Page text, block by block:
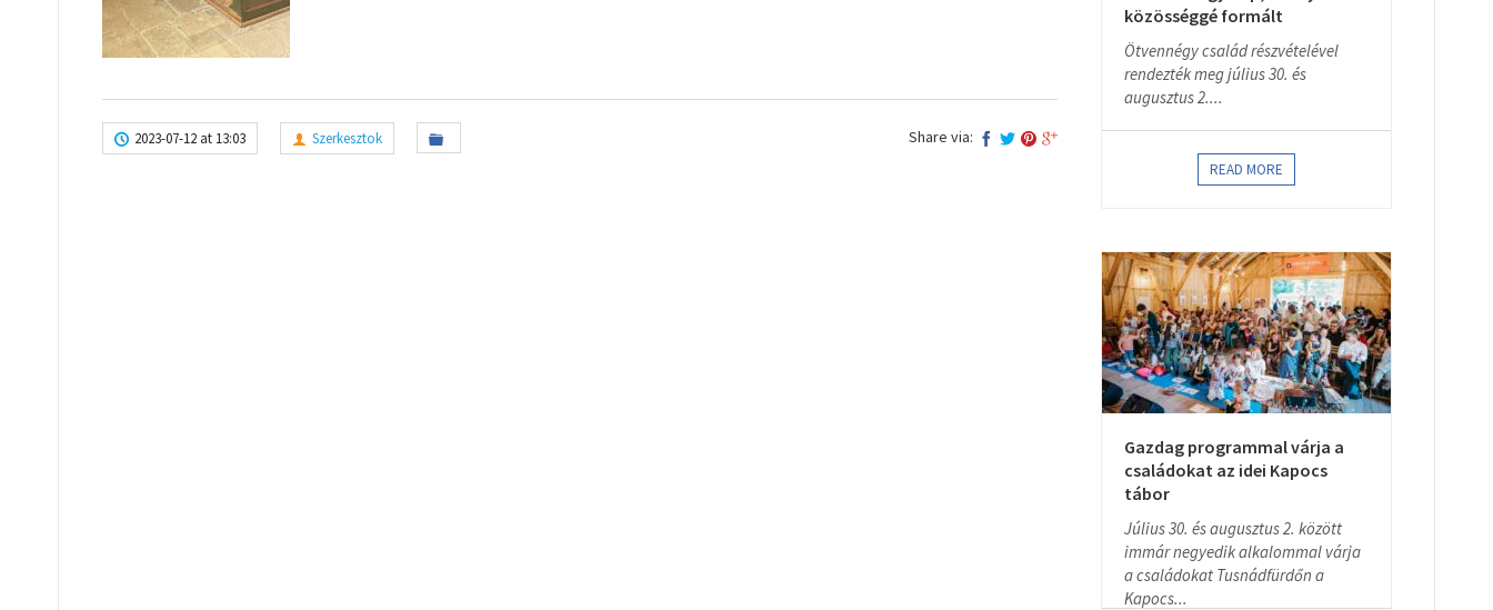
2023-07-12 at 13:03 Szerkesztok Share via:
közösséggé formált
Ötvennégy család részvételével
rendezték meg július 30. és
augusztus 2....
READ MORE
Gazdag programmal várja a
családokat az idei Kapocs
tábor
Július 30. és augusztus 2. között
immár negyedik alkalommal várja
a családokat Tusnádfürdőn a
Kapocs...